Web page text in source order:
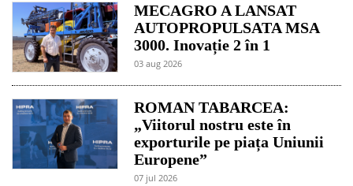
MECAGRO A LANSAT
AUTOPROPULSATA MSA
3000. Inovație 2 în 1
03 aug 2026
ROMAN TABARCEA:
„Viitorul nostru este în
exporturile pe piața Uniunii
Europene”
07 jul 2026